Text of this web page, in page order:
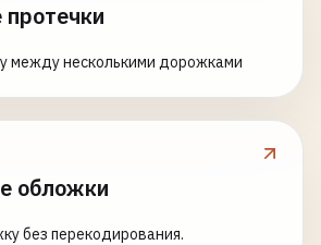
между несколькими дорожками
обложки
без перекодирования.